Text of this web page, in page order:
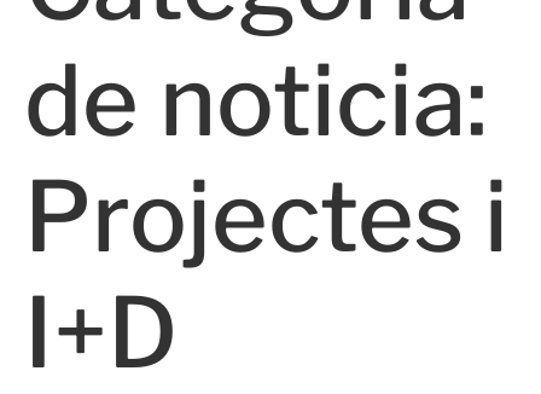
de noticia:
Projectes i
I+D